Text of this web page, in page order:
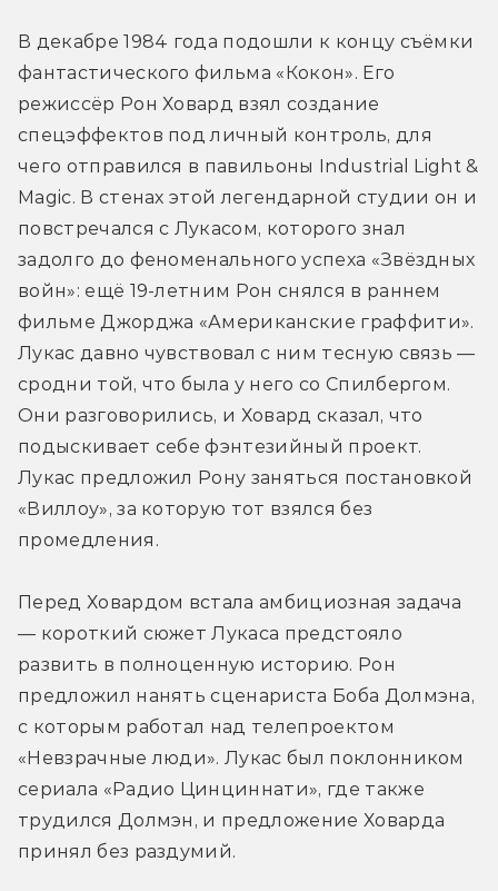
В декабре 1984 года подошли к концу съёмки
фантастического фильма «Кокон». Его
режиссёр Рон Ховард взял создание
спецэффектов под личный контроль, для
чего отправился в павильоны Industrial Light &
Magic. В стенах этой легендарной студии он и
повстречался с Лукасом, которого знал
задолго до феноменального успеха «Звёздных
войн»: ещё 19-летним Рон снялся в раннем
фильме Джорджа «Американские граффити».
Лукас давно чувствовал с ним тесную связь —
сродни той, что была у него со Спилбергом.
Они разговорились, и Ховард сказал, что
подыскивает себе фэнтезийный проект.
Лукас предложил Рону заняться постановкой
«Виллоу», за которую тот взялся без
промедления.
Перед Ховардом встала амбициозная задача
— короткий сюжет Лукаса предстояло
развить в полноценную историю. Рон
предложил нанять сценариста Боба Долмэна,
с которым работал над телепроектом
«Невзрачные люди». Лукас был поклонником
сериала «Радио Цинциннати», где также
трудился Долмэн, и предложение Ховарда
принял без раздумий.